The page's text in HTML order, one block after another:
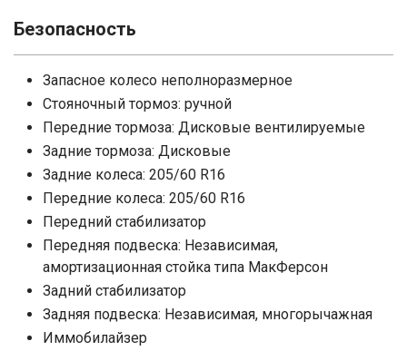
Безопасность
Запасное колесо неполноразмерное
Стояночный тормоз: ручной
Передние тормоза: Дисковые вентилируемые
Задние тормоза: Дисковые
Задние колеса: 205/60 R16
Передние колеса: 205/60 R16
Передний стабилизатор
Передняя подвеска: Независимая,
амортизационная стойка типа МакФерсон
Задний стабилизатор
Задняя подвеска: Независимая, многорычажная
Иммобилайзер